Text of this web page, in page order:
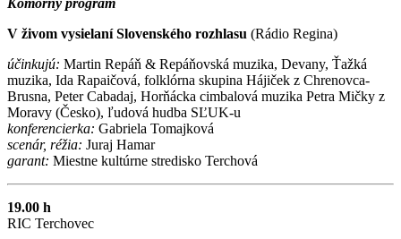
V živom vysielaní Slovenského rozhlasu (Rádio Regina)
účinkujú: Martin Repáň & Repáňovská muzika, Devany, Ťažká
muzika, Ida Rapaičová, folklórna skupina Hájiček z Chrenovca-
Brusna, Peter Cabadaj, Horňácka cimbalová muzika Petra Mičky z
Moravy (Česko), ľudová hudba SĽUK-u
konferencierka: Gabriela Tomajková
scenár, réžia: Juraj Hamar
garant: Miestne kultúrne stredisko Terchová
19.00 h
RIC Terchovec